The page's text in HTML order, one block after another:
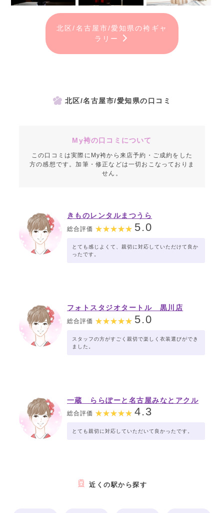
北区/名古屋市/愛知県の袴ギャ
ラリー
北区/名古屋市/愛知県の口コミ
My袴の口コミについて
この口コミは実際にMy袴から来店予約・ご成約をした
方の感想です。加筆・修正などは一切おこなっておりま
せん。
きものレンタルまつうら
総合評価 5.0
とても感じよくて、親切に対応していただけて良か
ったです。
フォトスタジオタートル 黒川店
総合評価 5.0
スタッフの方がすごく親切で楽しく衣装選びができ
ました。
一蔵 ららぽーと名古屋みなとアクル
ス店
総合評価 4.3
とても親切に対応していただいて良かったです。
近くの駅から探す